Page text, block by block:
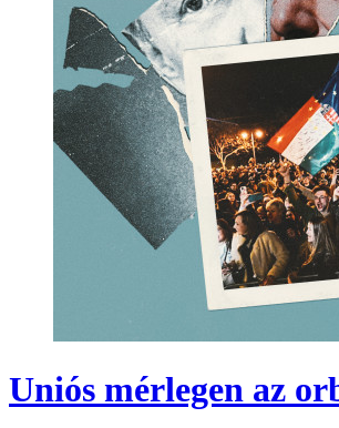
Uniós mérlegen az